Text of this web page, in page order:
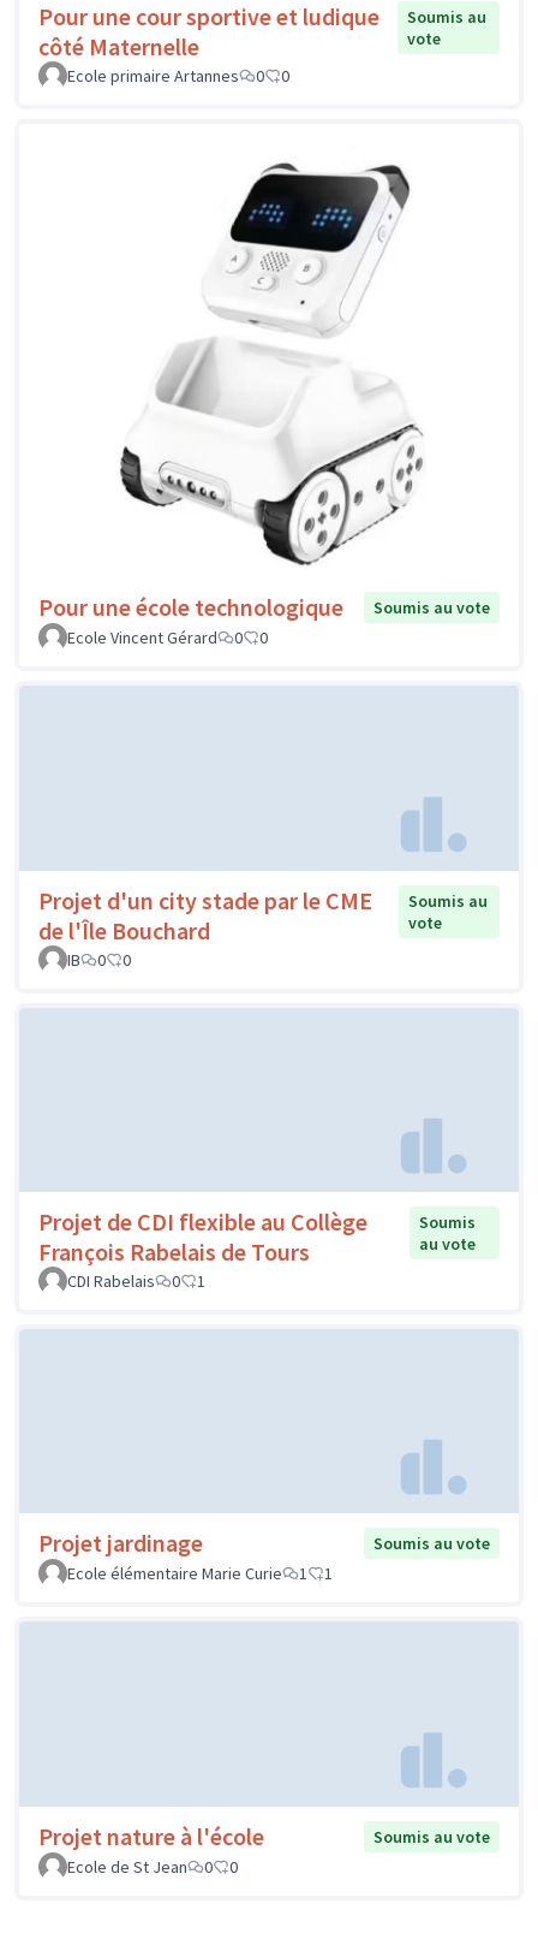
Pour une cour sportive et ludique
côté Maternelle
Soumis au
vote
Ecole primaire Artannes
0 0
Pour une école technologique
Soumis au vote
Ecole Vincent Gérard
0 0
Projet d'un city stade par le CME
de l'Île Bouchard
Soumis au
vote
IB
0 0
Projet de CDI flexible au Collège
François Rabelais de Tours
Soumis
au vote
CDI Rabelais
0 1
Projet jardinage
Soumis au vote
Ecole élémentaire Marie Curie
1 1
Projet nature à l'école
Soumis au vote
Ecole de St Jean
0 0